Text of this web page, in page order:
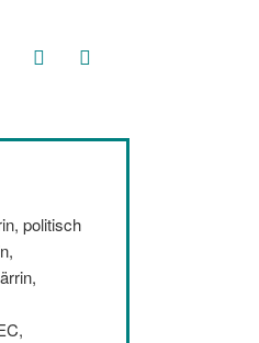
threads goodreads
politisch